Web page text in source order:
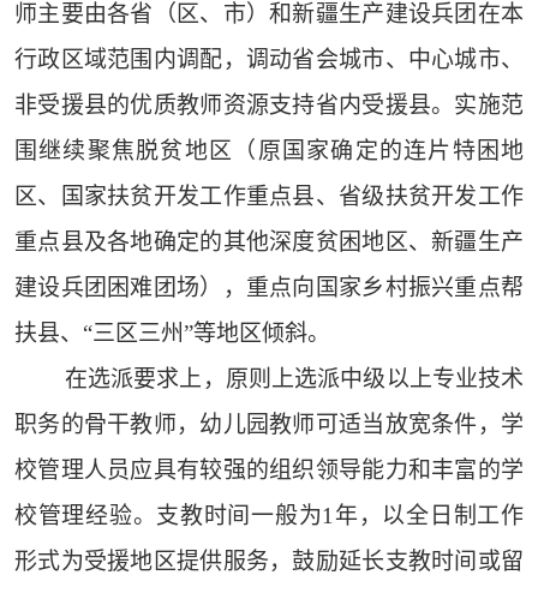
师主要由各省（区、市）和新疆生产建设兵团在本
行政区域范围内调配，调动省会城市、中心城市、
非受援县的优质教师资源支持省内受援县。实施范
围继续聚焦脱贫地区（原国家确定的连片特困地
区、国家扶贫开发工作重点县、省级扶贫开发工作
重点县及各地确定的其他深度贫困地区、新疆生产
建设兵团困难团场），重点向国家乡村振兴重点帮
扶县、“三区三州”等地区倾斜。
在选派要求上，原则上选派中级以上专业技术
职务的骨干教师，幼儿园教师可适当放宽条件，学
校管理人员应具有较强的组织领导能力和丰富的学
校管理经验。支教时间一般为1年，以全日制工作
形式为受援地区提供服务，鼓励延长支教时间或留